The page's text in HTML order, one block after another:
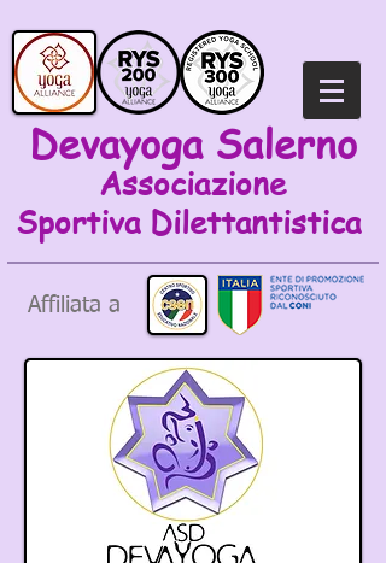
Devayoga Salerno
Associazione
Sportiva Dilettantistica
Affiliata a